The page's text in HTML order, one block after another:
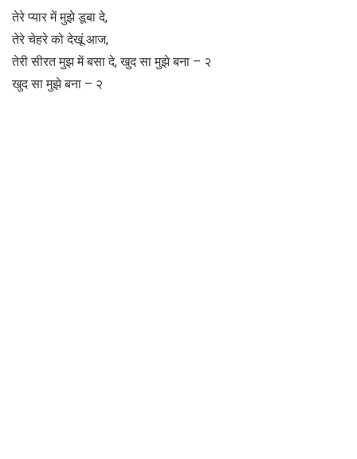
तेरे प्यार में मुझे डूबा दे,
तेरे चेहरे को देखूं आज,
तेरी सीरत मुझ में बसा दे, खुद सा मुझे बना – २
खुद सा मुझे बना – २